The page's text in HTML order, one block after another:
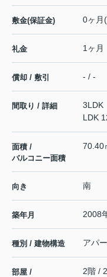
敷金(保証金) 0ヶ月
礼金 1ヶ月
償却 / 敷引 - / -
間取り / 詳細
3LDK
LDK
面積 /
バルコニー面積
70.40
向き 南
築年月 2008
種別 / 建物構造 アパ
部屋 /
2階 /